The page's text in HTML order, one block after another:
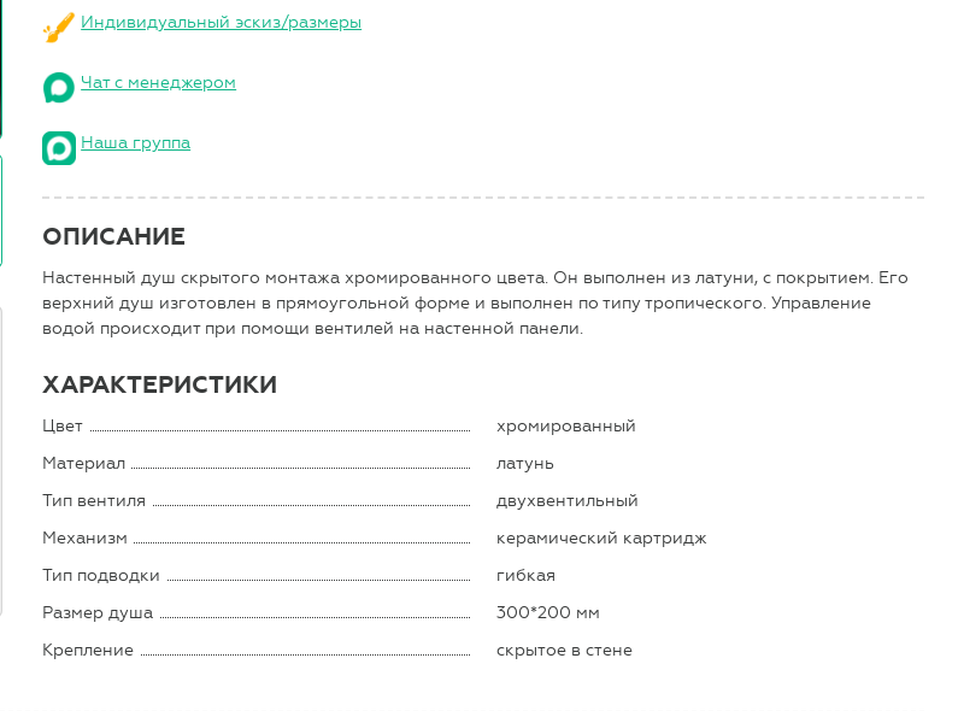
Индивидуальный эскиз/размеры
Чат с менеджером
Наша группа
ОПИСАНИЕ
Настенный душ скрытого монтажа хромированного цвета. Он выполнен из латуни, с покрытием. Его
верхний душ изготовлен в прямоугольной форме и выполнен по типу тропического. Управление
водой происходит при помощи вентилей на настенной панели.
ХАРАКТЕРИСТИКИ
Цвет
хромированный
Материал
латунь
Тип вентиля
двухвентильный
Механизм
керамический картридж
Тип подводки
гибкая
Размер душа
300*200 мм
Крепление
скрытое в стене